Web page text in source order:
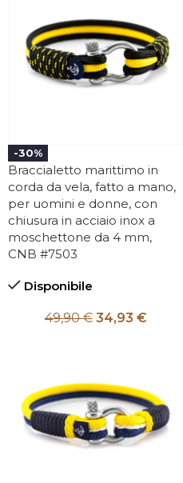
-30%
Braccialetto marittimo in
corda da vela, fatto a mano,
per uomini e donne, con
chiusura in acciaio inox a
moschettone da 4 mm,
CNB #7503
Disponibile
49,90€ 34,93 €